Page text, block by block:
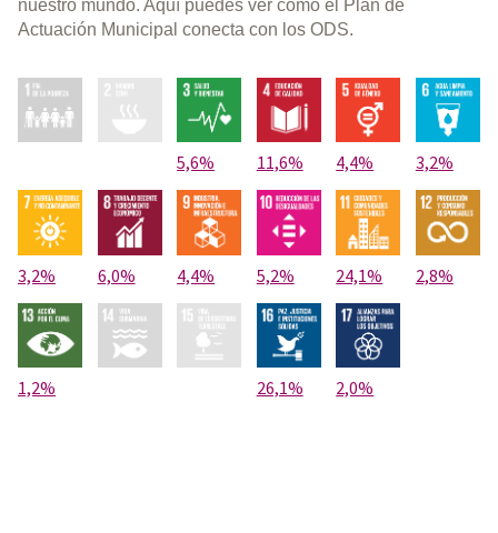
nuestro mundo. Aquí puedes ver como el Plan de
Actuación Municipal conecta con los ODS.
5,6% 11,6% 4,4% 3,2%
3,2% 6,0% 4,4% 5,2% 24,1% 2,8%
1,2% 26,1% 2,0%